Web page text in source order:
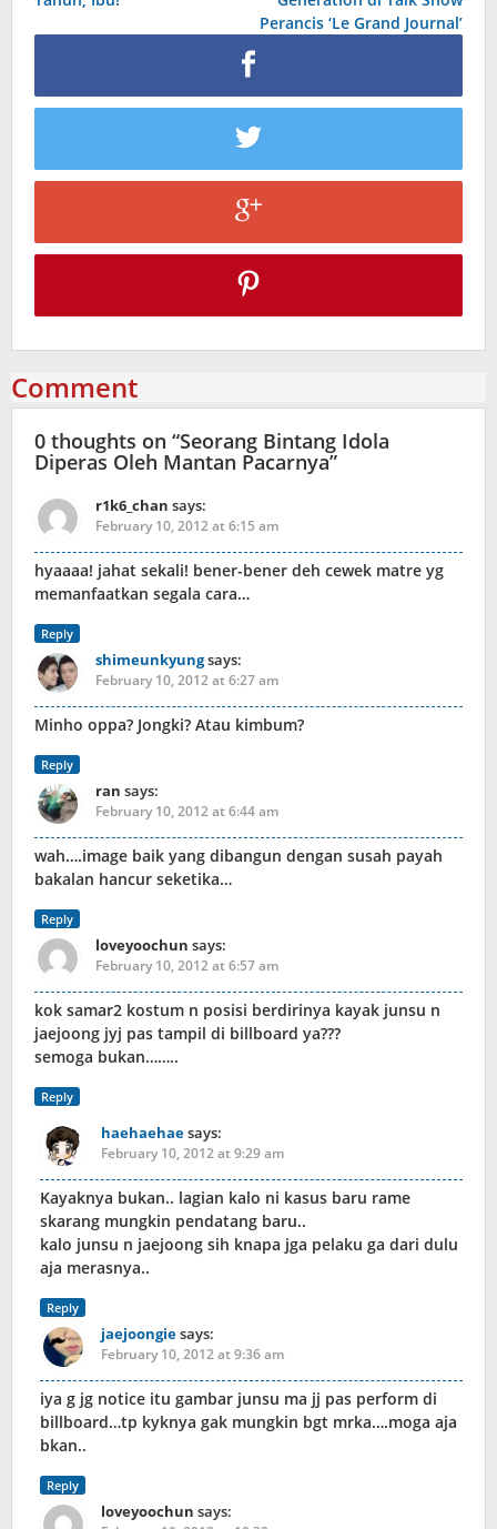
Perancis ‘Le Grand Journal’
Comment
0 thoughts on “Seorang Bintang Idola
Diperas Oleh Mantan Pacarnya”
r1k6_chan says:
February 10, 2012 at 6:15 am
hyaaaa! jahat sekali! bener-bener deh cewek matre yg
memanfaatkan segala cara…
Reply
shimeunkyungsays:
February 10, 2012 at 6:27 am
Minho oppa? Jongki? Atau kimbum?
Reply
ran says:
February 10, 2012 at 6:44 am
wah….image baik yang dibangun dengan susah payah
bakalan hancur seketika…
Reply
loveyoochun says:
February 10, 2012 at 6:57 am
kok samar2 kostum n posisi berdirinya kayak junsu n
jaejoong jyj pas tampil di billboard ya???
semoga bukan……..
Reply
haehaehaesays:
February 10, 2012 at 9:29 am
Kayaknya bukan.. lagian kalo ni kasus baru rame
skarang mungkin pendatang baru..
kalo junsu n jaejoong sih knapa jga pelaku ga dari dulu
aja merasnya..
Reply
jaejoongiesays:
February 10, 2012 at 9:36 am
iya g jg notice itu gambar junsu ma jj pas perform di
billboard…tp kyknya gak mungkin bgt mrka….moga aja
bkan..
Reply
loveyoochun says: